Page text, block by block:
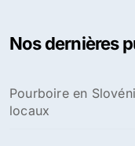
r
e
r
Nos dernières
Pourboire en
locaux